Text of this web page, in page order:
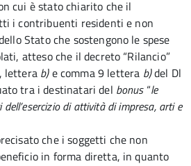
cui è stato chiarito che il
i contribuenti residenti e non
Stato che sostengono le spese
atteso che il decreto “Rilancio”
lettera b)e comma 9 lettera b)del Dl
tra i destinatari del bonus“le
di attività di impresa, arti e
che i soggetti che non
in forma diretta, in quanto